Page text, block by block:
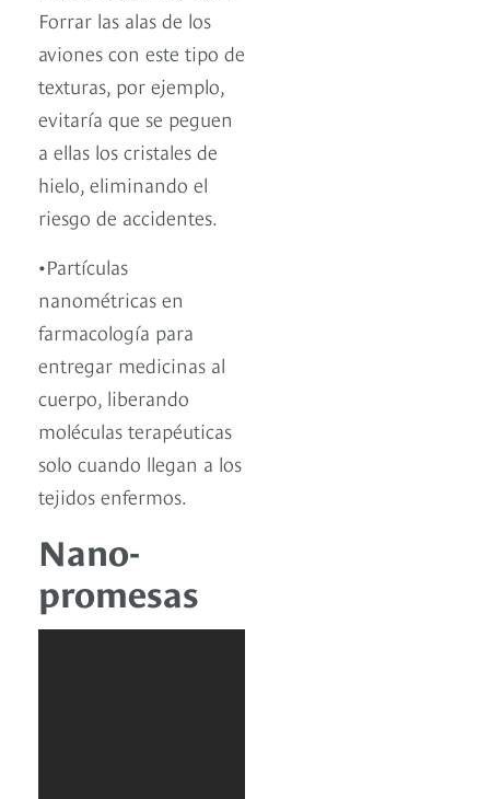
Forrar las alas de los
aviones con este tipo de
texturas, por ejemplo,
evitaría que se peguen
a ellas los cristales de
hielo, eliminando el
riesgo de accidentes.
•Partículas
nanométricas en
farmacología para
entregar medicinas al
cuerpo, liberando
moléculas terapéuticas
solo cuando llegan a los
tejidos enfermos.
Nano-
promesas